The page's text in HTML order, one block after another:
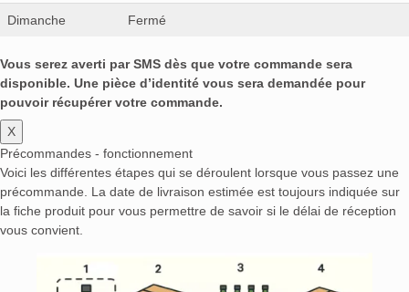
Dimanche Fermé
Vous serez averti par SMS dès que votre commande sera
disponible. Une pièce d’identité vous sera demandée pour
pouvoir récupérer votre commande.
X
Précommandes - fonctionnement
Voici les différentes étapes qui se déroulent lorsque vous passez une
précommande. La date de livraison estimée est toujours indiquée sur
la fiche produit pour vous permettre de savoir si le délai de réception
vous convient.